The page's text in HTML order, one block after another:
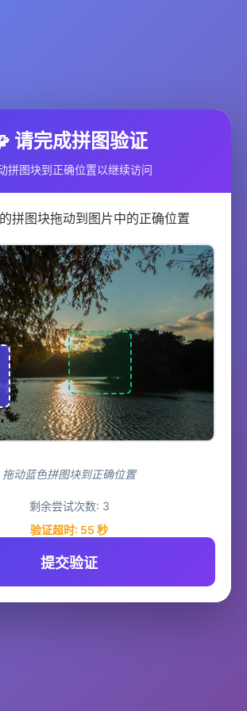
请完成拼图验证
拼图块到正确位置以继续访问
拼图块拖动到图片中的正确位置
拖动蓝色拼图块到正确位置
剩余尝试次数: 3
验证超时: 55 秒
提交验证